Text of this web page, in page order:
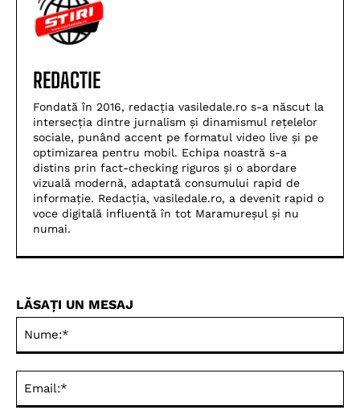
REDACTIE
Fondată în 2016, redacția vasiledale.ro s-a născut la
intersecția dintre jurnalism și dinamismul rețelelor
sociale, punând accent pe formatul video live și pe
optimizarea pentru mobil. Echipa noastră s-a
distins prin fact-checking riguros și o abordare
vizuală modernă, adaptată consumului rapid de
informație. Redacția, vasiledale.ro, a devenit rapid o
voce digitală influentă în tot Maramureșul și nu
numai.
LĂSAȚI UN MESAJ